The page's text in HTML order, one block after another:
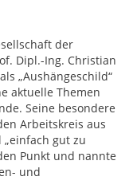
der
Dipl.-Ing. Christian
„Aushängeschild“
aktuelle Themen
Seine besondere
Arbeitskreis aus
gut zu
Punkt und nannte
und